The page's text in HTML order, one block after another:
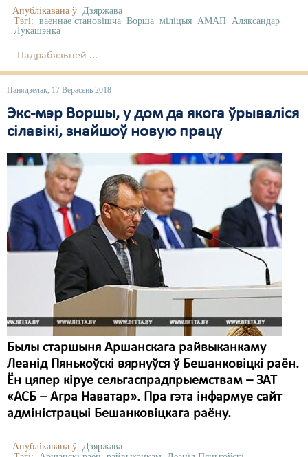
Апублікавана ў Дзяржава
Тэгі: ваеннае становішча Ворша міліцыя АМАП Аляксандар
Лукашэнка
Падрабязьней ...
Панядзелак, 17 Верасень 2018
Экс-мэр Воршы, у дом да якога ўрываліся
сілавікі, знайшоў новую працу
Былы старшыня Аршанскага райвыканкаму
Леанід Пянькоўскі вярнуўся ў Бешанковіцкі раён.
Ён цяпер кіруе сельгаспрадпрыемствам – ЗАТ
«АСБ – Агра Наватар». Пра гэта інфармуе сайт
адміністрацыі Бешанковіцкага раёну.
Апублікавана ў Дзяржава